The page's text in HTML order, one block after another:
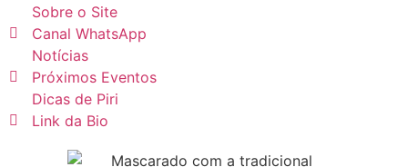
Sobre o Site
Canal WhatsApp
Notícias
Próximos Eventos
Dicas de Piri
Link da Bio